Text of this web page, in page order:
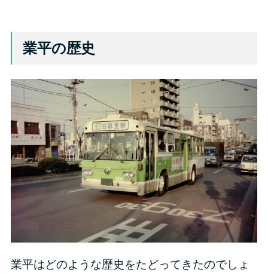
業平の歴史
業平はどのような歴史をたどってきたのでしょ